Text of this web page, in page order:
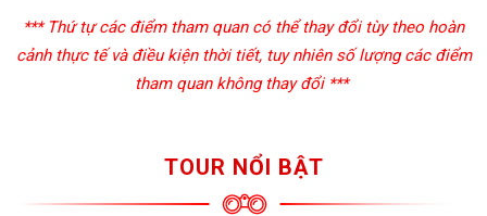
*** Thứ tự các điểm tham quan có thể thay đổi tùy theo hoàn
cảnh thực tế và điều kiện thời tiết, tuy nhiên số lượng các điểm
tham quan không thay đổi ***
TOUR NỔI BẬT